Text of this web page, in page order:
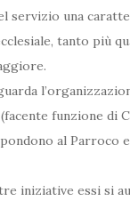
servizio una
tanto più
funzione di
al Parroco
iniziative essi si